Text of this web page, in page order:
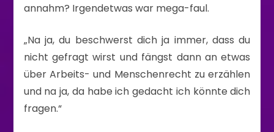
annahm? Irgendetwas war mega-faul.
„Na ja, du beschwerst dich ja immer, dass du
nicht gefragt wirst und fängst dann an etwas
über Arbeits- und Menschenrecht zu erzählen
und na ja, da habe ich gedacht ich könnte dich
fragen.“